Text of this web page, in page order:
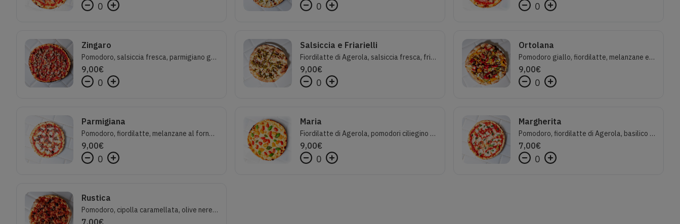
0 0 0
Zingaro
Pomodoro, salsiccia fresca, parmigiano grattugiato, funghi misti trifolati e rosmarino
9,00€
0
Salsiccia e Friarielli
Fiordilatte di Agerola, salsiccia fresca, friarielli saltati e peperoncino
9,00€
0
Ortolana
Pomodoro giallo, fiordilatte, melanzane e zucchine al forno, peperoni a filetti
9,00€
0
Parmigiana
Pomodoro, fiordilatte, melanzane al forno e parmigiano reggiano
9,00€
0
Maria
Fiordilatte di Agerola, pomodori ciliegino gialli e rossi, parmigiano reggiano, basilico e olio evo
9,00€
0
Margherita
Pomodoro, fiordilatte di Agerola, basilico e olio evo
7,00€
0
Rustica
Pomodoro, cipolla caramellata, olive nere, origano e olio evo
7,00€